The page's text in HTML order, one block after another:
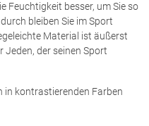
Feuchtigkeit besser, um Sie so
bleiben Sie im Sport
Material ist äußerst
der seinen Sport
in kontrastierenden Farben